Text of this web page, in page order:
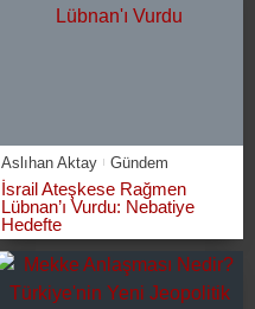
Aslıhan Aktay Gündem
İsrail Ateşkese Rağmen
Lübnan’ı Vurdu: Nebatiye
Hedefte